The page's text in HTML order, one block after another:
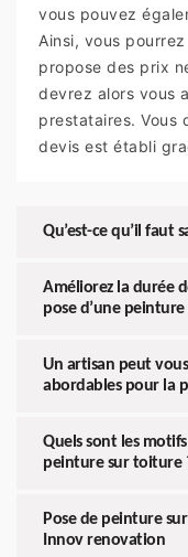
vous pouvez
Ainsi, vous
propose des prix
devrez alors vous
prestataires. Vous
devis est établi
Qu’est-ce qu’il faut
Améliorez la durée
pose d’une
Un artisan peut
abordables pour la
Quels sont les
peinture sur toiture
Pose de peinture
Innov renovation